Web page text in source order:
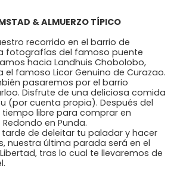
& ALMUERZO TÍPICO
recorrido en el barrio de
fotografías del famoso puente
hacia Landhuis Chobolobo,
el famoso Licor Genuino de Curazao.
pasaremos por el barrio
Disfrute de una deliciosa comida
(por cuenta propia). Después del
libre para comprar en
en Punda.
de deleitar tu paladar y hacer
nuestra última parada será en el
tras lo cual te llevaremos de